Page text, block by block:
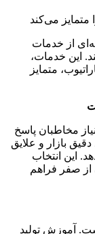
از خدمات
این خدمات،
متمایز
مخاطبان پاسخ
بازار و علایق
این انتخاب
از صفر فراهم
آموزش تولید